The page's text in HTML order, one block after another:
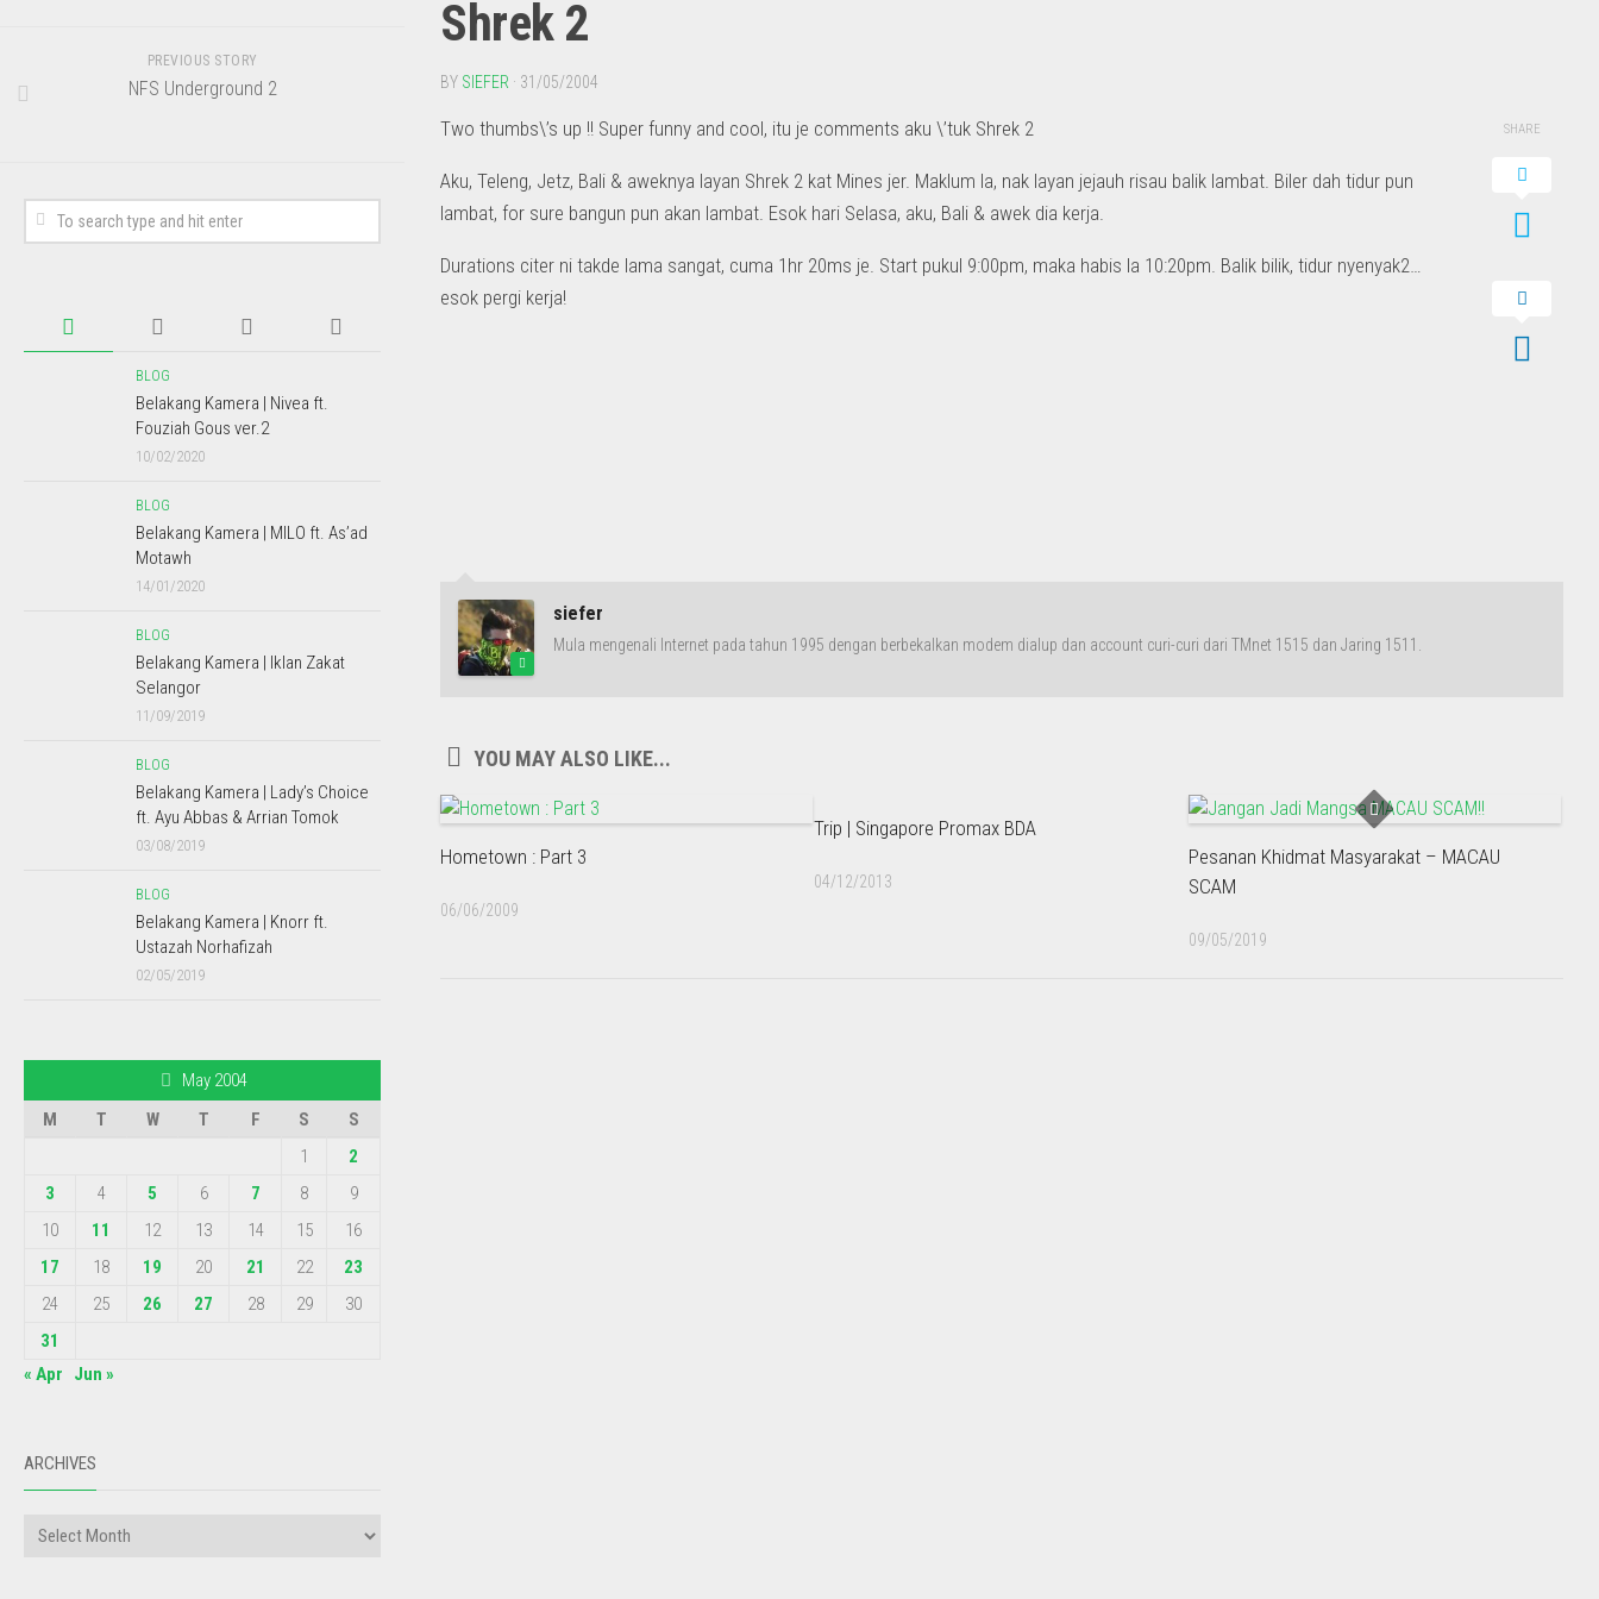
Shrek 2
BY SIEFER · 31/05/2004
Two thumbs\’s up !! Super funny and cool, itu je comments aku \’tuk Shrek 2
Aku, Teleng, Jetz, Bali & aweknya layan Shrek 2 kat Mines jer. Maklum la, nak layan jejauh risau balik lambat. Biler dah tidur pun
lambat, for sure bangun pun akan lambat. Esok hari Selasa, aku, Bali & awek dia kerja.
Durations citer ni takde lama sangat, cuma 1hr 20ms je. Start pukul 9:00pm, maka habis la 10:20pm. Balik bilik, tidur nyenyak2…
esok pergi kerja!
SHARE
siefer
Mula mengenali Internet pada tahun 1995 dengan berbekalkan modem dialup dan account curi-curi dari TMnet 1515 dan Jaring 1511.
YOU MAY ALSO LIKE...
Hometown : Part 3
06/06/2009
Trip | Singapore Promax BDA
04/12/2013
Pesanan Khidmat Masyarakat – MACAU
SCAM
09/05/2019
PREVIOUS STORY
NFS Underground 2
BLOG
Belakang Kamera | Nivea ft.
Fouziah Gous ver.2
10/02/2020
BLOG
Belakang Kamera | MILO ft. As’ad
Motawh
14/01/2020
BLOG
Belakang Kamera | Iklan Zakat
Selangor
11/09/2019
BLOG
Belakang Kamera | Lady’s Choice
ft. Ayu Abbas & Arrian Tomok
03/08/2019
BLOG
Belakang Kamera | Knorr ft.
Ustazah Norhafizah
02/05/2019
May 2004
M
T W T F S
S
1
2
3
4 5 6 7 8
9
10
11 12 13 14 15
16
17
18 19 20 21 22
23
24
25 26 27 28 29
30
31
« Apr
Jun »
ARCHIVES